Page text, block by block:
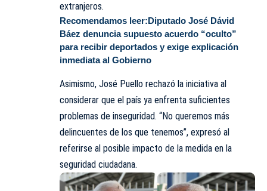
extranjeros.
Recomendamos leer:Diputado José Dávid
Báez denuncia supuesto acuerdo “oculto”
para recibir deportados y exige explicación
inmediata al Gobierno
Asimismo, José Puello rechazó la iniciativa al
considerar que el país ya enfrenta suficientes
problemas de inseguridad. “No queremos más
delincuentes de los que tenemos”, expresó al
referirse al posible impacto de la medida en la
seguridad ciudadana.